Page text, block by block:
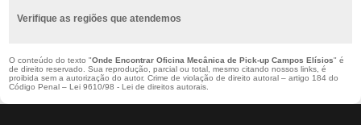
Verifique as regiões que atendemos
O conteúdo do texto "Onde Encontrar Oficina Mecânica de Pick-up Campos Elísios" é
de direito reservado. Sua reprodução, parcial ou total, mesmo citando nossos links, é
proibida sem a autorização do autor. Crime de violação de direito autoral – artigo 184 do
Código Penal –Lei 9610/98 - Lei de direitos autorais.